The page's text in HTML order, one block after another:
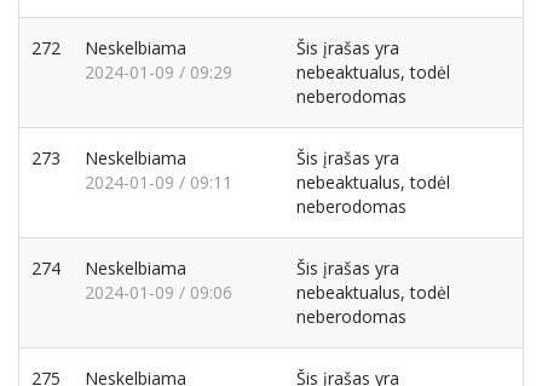
272
Neskelbiama
2024-01-09 / 09:29
Šis įrašas yra
nebeaktualus, todėl
neberodomas
273
Neskelbiama
2024-01-09 / 09:11
Šis įrašas yra
nebeaktualus, todėl
neberodomas
274
Neskelbiama
2024-01-09 / 09:06
Šis įrašas yra
nebeaktualus, todėl
neberodomas
275
Neskelbiama
Šis įrašas yra